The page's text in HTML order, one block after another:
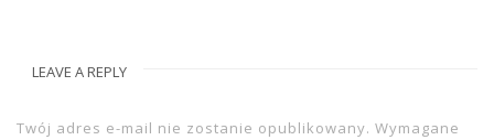
LEAVE A REPLY
Twój adres e-mail nie zostanie opublikowany. Wymagane